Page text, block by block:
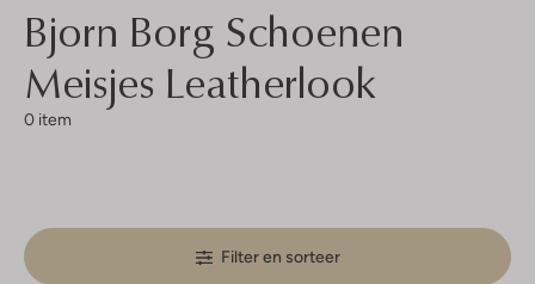
Bjorn Borg Schoenen
Meisjes Leatherlook
0 item
Filter en sorteer